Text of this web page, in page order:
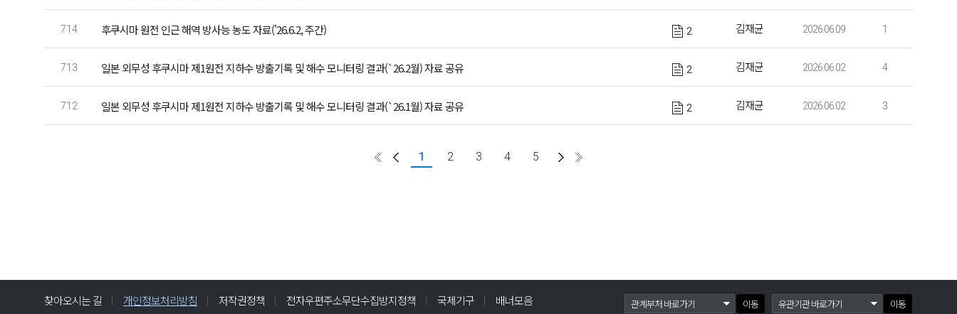
714 후쿠시마 원전 인근 해역 방사능 농도 자료('26.6.2, 주간) 2 김재균 2026.06.09 1
713 일본 외무성 후쿠시마 제1원전 지하수 방출기록 및 해수 모니터링 결과(`26.2월) 자료 공유 2 김재균 2026.06.02 4
712 일본 외무성 후쿠시마 제1원전 지하수 방출기록 및 해수 모니터링 결과(`26.1월) 자료 공유 2 김재균 2026.06.02 3
1 2 3 4 5
찾아오시는 길 개인정보처리방침 저작권정책 전자우편주소무단수집방지정책 국제기구 배너모음 이동 이동